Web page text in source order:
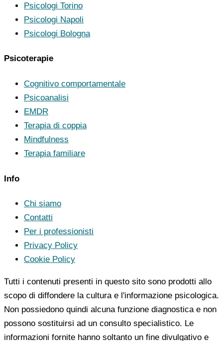
Psicologi Torino
Psicologi Napoli
Psicologi Bologna
Psicoterapie
Cognitivo comportamentale
Psicoanalisi
EMDR
Terapia di coppia
Mindfulness
Terapia familiare
Info
Chi siamo
Contatti
Per i professionisti
Privacy Policy
Cookie Policy
Tutti i contenuti presenti in questo sito sono prodotti allo
scopo di diffondere la cultura e l'informazione psicologica.
Non possiedono quindi alcuna funzione diagnostica e non
possono sostituirsi ad un consulto specialistico. Le
informazioni fornite hanno soltanto un fine divulgativo e